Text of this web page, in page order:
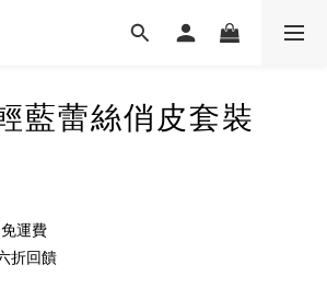
藍蕾絲俏皮套裝
運費
折回饋